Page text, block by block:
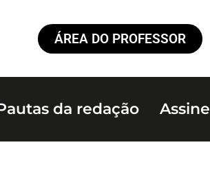
ÁREA DO PROFESSOR
da redação Assine